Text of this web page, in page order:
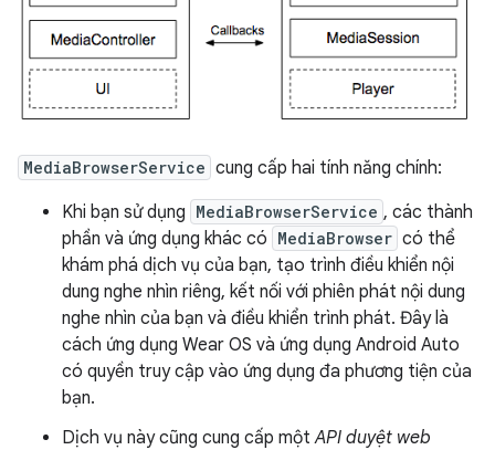
MediaBrowserService cung cấp hai tính năng chính:
Khi bạn sử dụng MediaBrowserService , các thành
phần và ứng dụng khác có MediaBrowser có thể
khám phá dịch vụ của bạn, tạo trình điều khiển nội
dung nghe nhìn riêng, kết nối với phiên phát nội dung
nghe nhìn của bạn và điều khiển trình phát. Đây là
cách ứng dụng Wear OS và ứng dụng Android Auto
có quyền truy cập vào ứng dụng đa phương tiện của
bạn.
Dịch vụ này cũng cung cấp mộtAPI duyệt web